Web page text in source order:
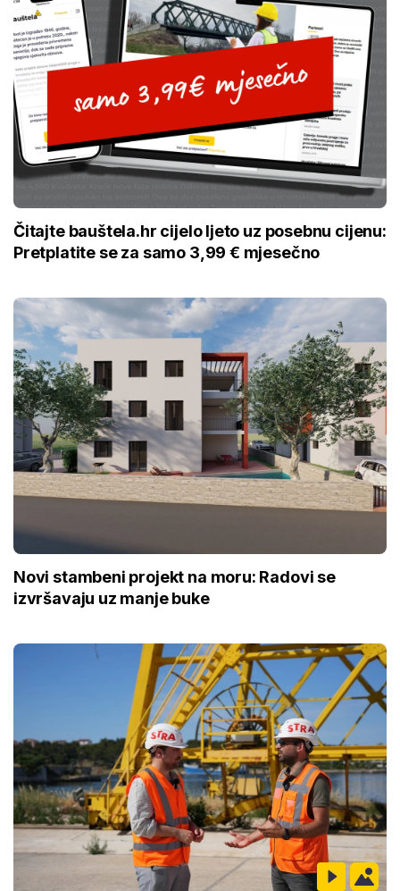
Čitajte bauštela.hr cijelo ljeto uz posebnu cijenu:
Pretplatite se za samo 3,99 € mjesečno
Novi stambeni projekt na moru: Radovi se
izvršavaju uz manje buke